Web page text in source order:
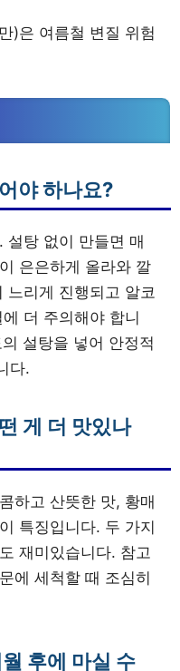
)은 여름철 변질 위험
야 하나요?
설탕 없이 만들면 매
은은하게 올라와 깔
느리게 진행되고 알코
더 주의해야 합니
설탕을 넣어 안정적
다.
게 더 맛있나
하고 산뜻한 맛, 황매
특징입니다. 두 가지
재미있습니다. 참고
에 세척할 때 조심히
후에 마실 수